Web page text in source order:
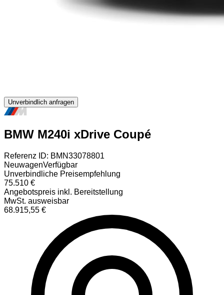
Unverbindlich anfragen
BMW M240i xDrive Coupé
Referenz ID: BMN33078801
NeuwagenVerfügbar
Unverbindliche Preisempfehlung
75.510 €
Angebotspreis inkl. Bereitstellung
MwSt. ausweisbar
68.915,55 €